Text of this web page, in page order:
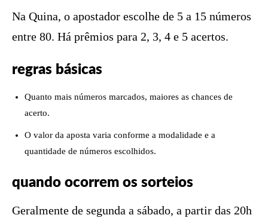
Na Quina, o apostador escolhe de 5 a 15 números
entre 80. Há prêmios para 2, 3, 4 e 5 acertos.
regras básicas
Quanto mais números marcados, maiores as chances de
acerto.
O valor da aposta varia conforme a modalidade e a
quantidade de números escolhidos.
quando ocorrem os sorteios
Geralmente de segunda a sábado, a partir das 20h